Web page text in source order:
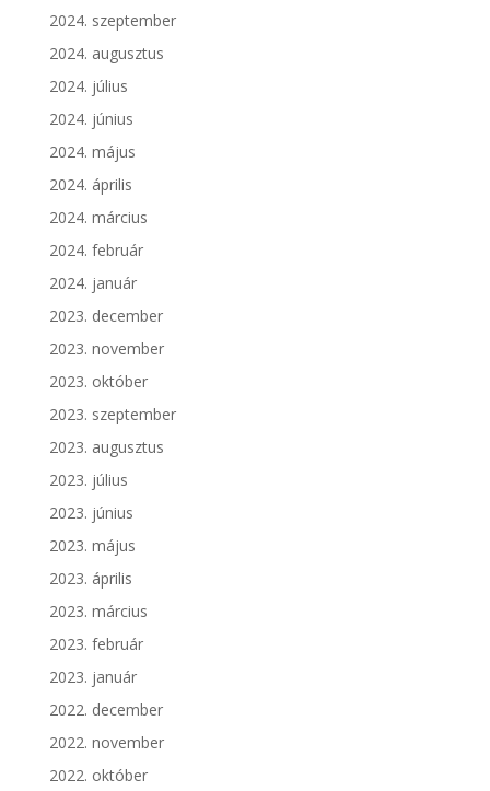
2024. szeptember
2024. augusztus
2024. július
2024. június
2024. május
2024. április
2024. március
2024. február
2024. január
2023. december
2023. november
2023. október
2023. szeptember
2023. augusztus
2023. július
2023. június
2023. május
2023. április
2023. március
2023. február
2023. január
2022. december
2022. november
2022. október